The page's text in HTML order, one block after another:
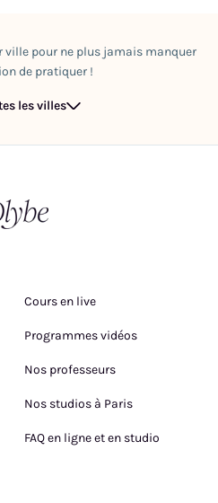
energetic emotional and
are many many pieces of this
vehicle is what we use to get a
we are. How to honour myself the
we are here."
ville pour ne plus jamais manquer
de pratiquer !
les villes
Cours en live
Programmes vidéos
Nos professeurs
Nos studios à Paris
FAQ en ligne et en studio